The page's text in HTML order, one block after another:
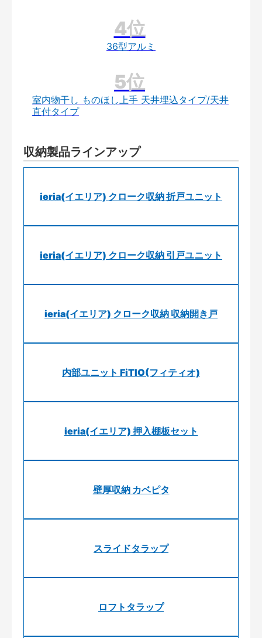
36型アルミ
室内物干し ものほし上手 天井埋込タイプ/天井
直付タイプ
収納製品ラインアップ
ieria(イエリア) クローク収納 折戸ユニット
ieria(イエリア) クローク収納 引戸ユニット
ieria(イエリア) クローク収納 収納開き戸
内部ユニット FiTIO(フィティオ)
ieria(イエリア) 押入棚板セット
壁厚収納 カベピタ
スライドタラップ
ロフトタラップ